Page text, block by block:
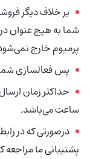
بر خلاف دیگر
شما به هیچ عنوان
پرمیوم خارج
پس فعالسازی شما
ساعت می‌باشد.
درصورتی‌ که در
پشتیبانی ما مراجعه